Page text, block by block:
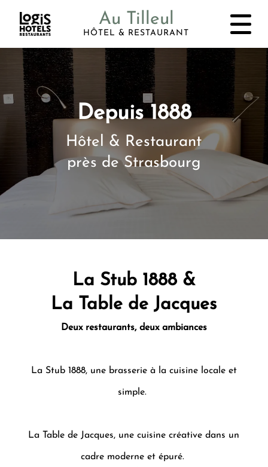
Au Tilleul
HÔTEL & RESTAURANT
Depuis 1888
Hôtel & Restaurant
près de Strasbourg
La Stub 1888 &
La Table de Jacques
Deux restaurants, deux ambiances
La Stub 1888, une brasserie à la cuisine locale et
simple.
La Table de Jacques, une cuisine créative dans un
cadre moderne et épuré.